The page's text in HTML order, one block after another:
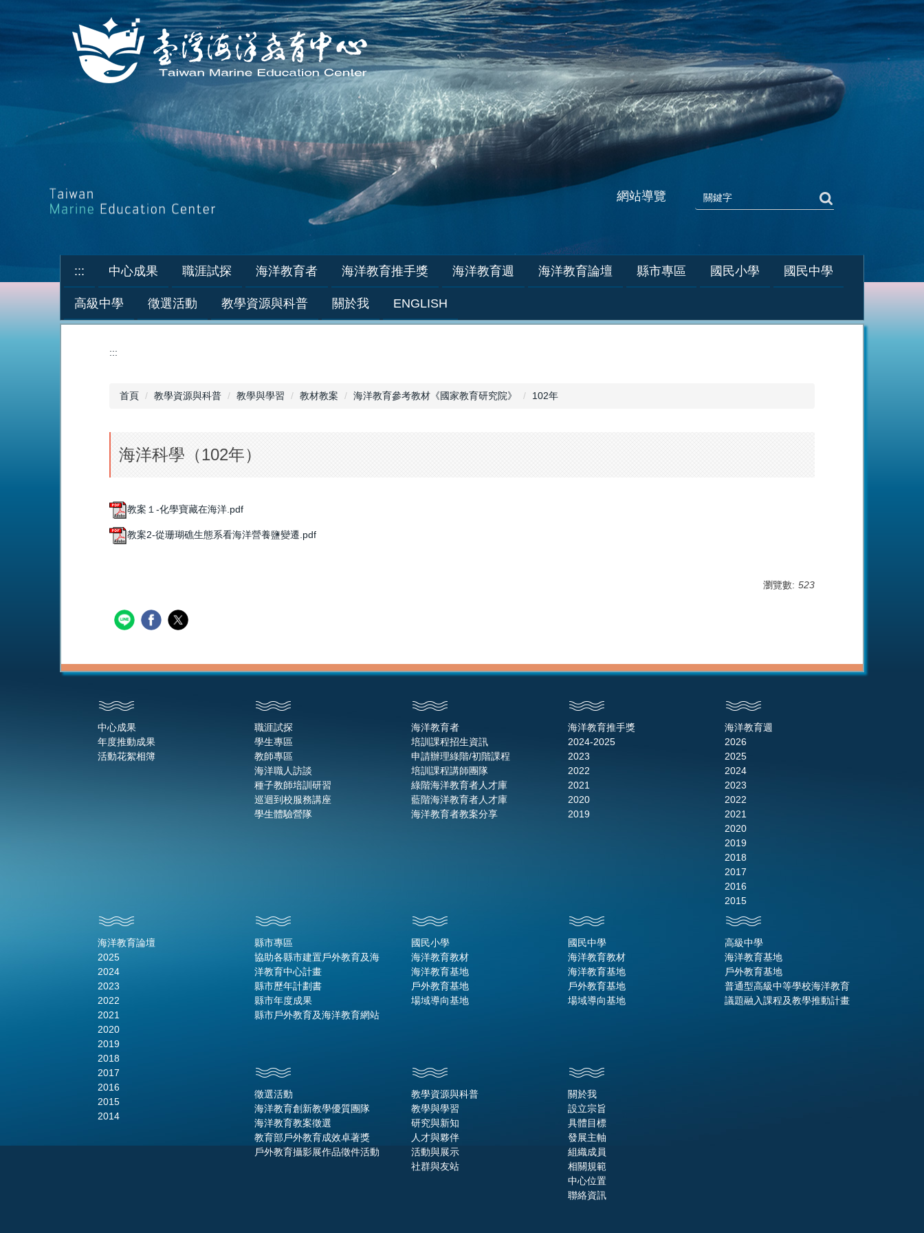
容
::: 中心成果 職涯試探 海洋教育者 海洋教育推手獎 海洋教育週 海洋教育論壇 縣市專區 國民小學 國民中學
高級中學 徵選活動 教學資源與科普 關於我 ENGLISH
網站導覽
:::
首頁 教學資源與科普 教學與學習 教材教案 海洋教育參考教材《國家教育研究院》 102年
海洋科學（102年）
教案１-化學寶藏在海洋.pdf
教案2-從珊瑚礁生態系看海洋營養鹽變遷.pdf
瀏覽數: 523
中心成果
年度推動成果
活動花絮相簿
職涯試探
學生專區
教師專區
海洋職人訪談
種子教師培訓研習
巡迴到校服務講座
學生體驗營隊
海洋教育者
培訓課程招生資訊
申請辦理綠階/初階課程
培訓課程講師團隊
綠階海洋教育者人才庫
藍階海洋教育者人才庫
海洋教育者教案分享
海洋教育推手獎
2024-2025
2023
2022
2021
2020
2019
海洋教育週
2026
2025
2024
2023
2022
2021
2020
2019
2018
2017
2016
2015
海洋教育論壇
2025
2024
2023
2022
2021
2020
2019
2018
2017
2016
2015
2014
縣市專區
協助各縣市建置戶外教育及海
洋教育中心計畫
縣市歷年計劃書
縣市年度成果
縣市戶外教育及海洋教育網站
國民小學
海洋教育教材
海洋教育基地
戶外教育基地
場域導向基地
國民中學
海洋教育教材
海洋教育基地
戶外教育基地
場域導向基地
高級中學
海洋教育基地
戶外教育基地
普通型高級中等學校海洋教育
議題融入課程及教學推動計畫
徵選活動
海洋教育創新教學優質團隊
海洋教育教案徵選
教育部戶外教育成效卓著獎
戶外教育攝影展作品徵件活動
教學資源與科普
教學與學習
研究與新知
人才與夥伴
活動與展示
社群與友站
關於我
設立宗旨
具體目標
發展主軸
組織成員
相關規範
中心位置
聯絡資訊